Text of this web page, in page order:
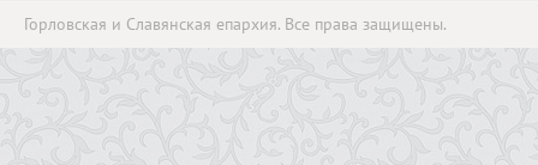
Горловская и Славянская епархия. Все права защищены.